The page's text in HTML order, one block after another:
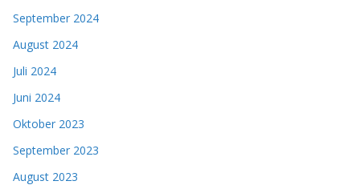
September 2024
August 2024
Juli 2024
Juni 2024
Oktober 2023
September 2023
August 2023